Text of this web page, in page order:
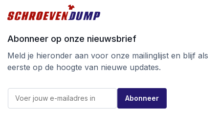
Abonneer op onze nieuwsbrief
Meld je hieronder aan voor onze mailinglijst en blijf als
eerste op de hoogte van nieuwe updates.
a
E
m
Abonneer